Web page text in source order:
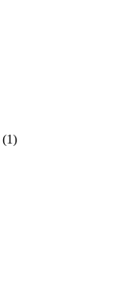
(1)